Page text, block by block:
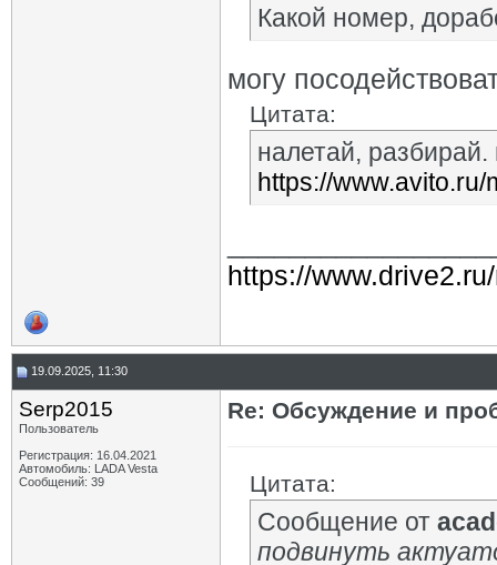
Какой номер,
могу
Цитата:
налетай,
https://
https://
19.09.2025, 11:30
Serp2015
Пользователь
Регистрация: 16.04.2021
Автомобиль: LADA Vesta
Сообщений: 39
Re: Обсуждение и
Цитата:
Сообщение от
подвинуть